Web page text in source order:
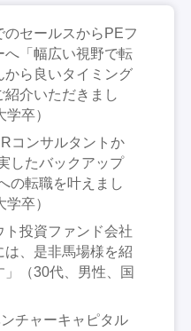
セールスからPEフ
へ「幅広い視野で転
から良いタイミング
介いただきまし
卒）
コンサルタントか
したバックアップ
の転職を叶えまし
卒）
投資ファンド会社
、是非馬場様を紹
（30代、男性、国
チャーキャピタル